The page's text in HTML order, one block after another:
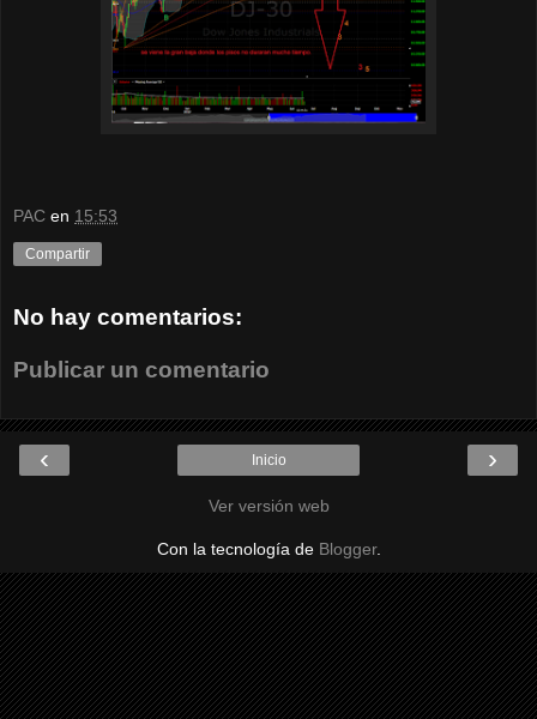
PAC en 15:53
Compartir
No hay comentarios:
Publicar un comentario
‹ ›
Inicio
Ver versión web
Con la tecnología de Blogger.